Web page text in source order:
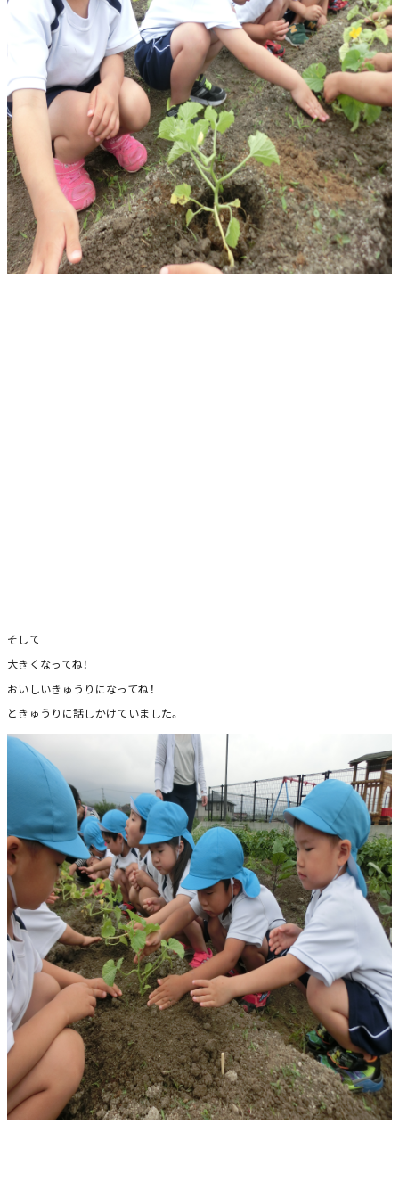
そして
大きくなってね！
おいしいきゅうりになってね！
ときゅうりに話しかけていました。